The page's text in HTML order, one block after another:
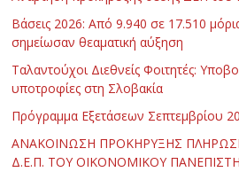
Βάσεις 2026: Από 9.940 σε 17.510
σημείωσαν θεαματική αύξηση
Ταλαντούχοι Διεθνείς Φοιτητές:
υποτροφίες στη Σλοβακία
Πρόγραμμα Εξετάσεων Σεπτεμβρίου
ΑΝΑΚΟΙΝΩΣΗ ΠΡΟΚΗΡΥΞΗΣ
Δ.Ε.Π. ΤΟΥ ΟΙΚΟΝΟΜΙΚΟΥ